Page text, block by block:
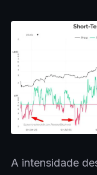
A intensidade